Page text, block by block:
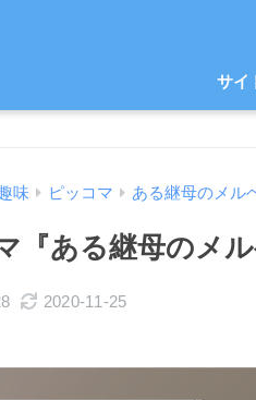
サイ
味 ピッコマ ある継母のメル
『ある継母のメ
2020-11-25